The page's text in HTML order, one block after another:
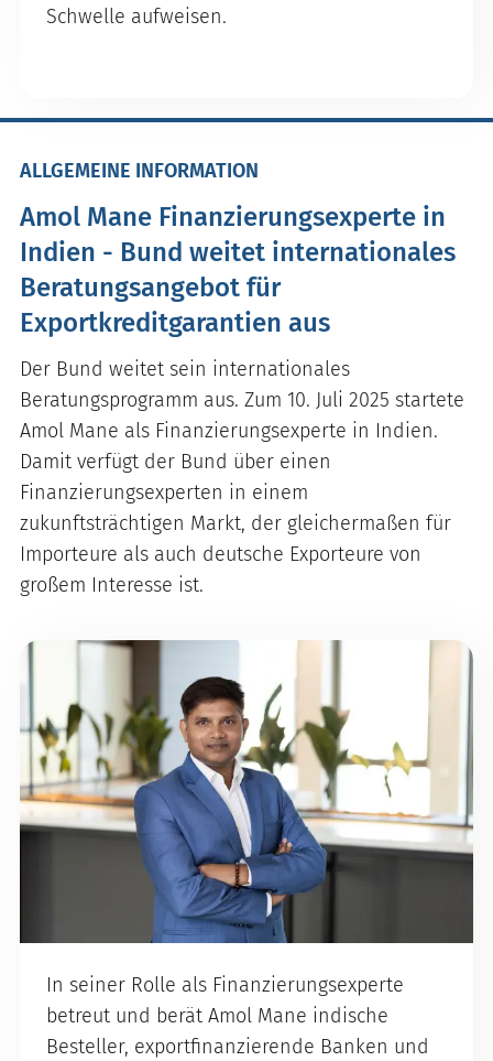
Schwelle aufweisen.
ALLGEMEINE INFORMATION
Amol Mane Finanzierungsexperte in
Indien - Bund weitet internationales
Beratungsangebot für
Exportkreditgarantien aus
Der Bund weitet sein internationales
Beratungsprogramm aus. Zum 10. Juli 2025 startete
Amol Mane als Finanzierungsexperte in Indien.
Damit verfügt der Bund über einen
Finanzierungsexperten in einem
zukunftsträchtigen Markt, der gleichermaßen für
Importeure als auch deutsche Exporteure von
großem Interesse ist.
In seiner Rolle als Finanzierungsexperte
betreut und berät Amol Mane indische
Besteller, exportfinanzierende Banken und